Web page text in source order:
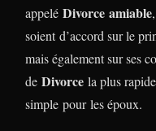
appelé Divorce amiable
soient d’accord sur le
mais également sur ses
de Divorce la plus
simple pour les époux.